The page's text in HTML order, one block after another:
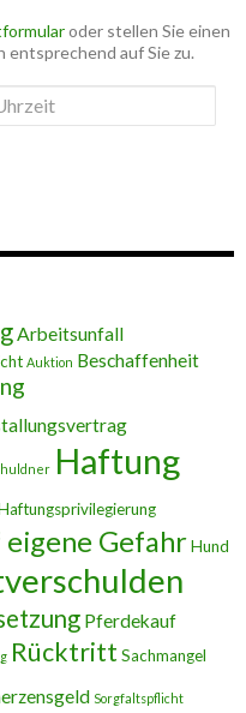
oder stellen Sie einen
entsprechend auf Sie zu.
Arbeitsunfall
Auktion Beschaffenheit
Haftung
eigene GefahrHund
Pferdekauf
Rücktritt Sachmangel
Sorgfaltspflicht